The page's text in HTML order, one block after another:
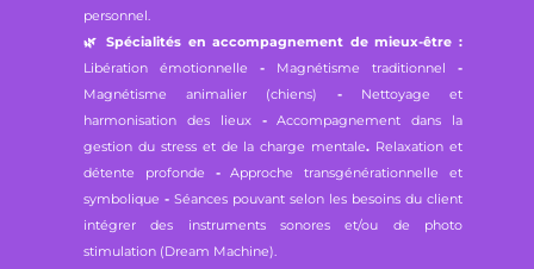
personnel.
🌿
Spécialités en accompagnement de mieux-être :
Libération émotionnelle - Magnétisme traditionnel
-
Magnétisme animalier (chiens)
- Nettoyage et
harmonisation des lieux-Accompagnement dans la
gestion du stress et de la charge mentale. Relaxation et
détente profonde -Approche transgénérationnelle et
symbolique - Séances pouvant selon les besoins du client
intégrer des instruments sonores et/ou de photo
stimulation (Dream Machine).